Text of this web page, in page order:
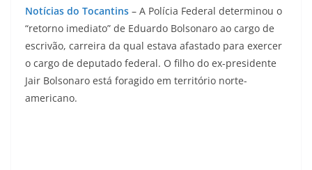
Notícias do Tocantins – A Polícia Federal determinou o
“retorno imediato” de Eduardo Bolsonaro ao cargo de
escrivão, carreira da qual estava afastado para exercer
o cargo de deputado federal. O filho do ex-presidente
Jair Bolsonaro está foragido em território norte-
americano.